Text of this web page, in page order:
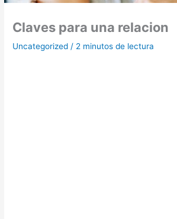
Claves para una relacion
Uncategorized / 2 minutos de lectura